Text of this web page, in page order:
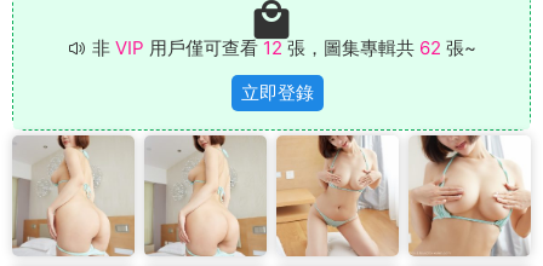
非 VIP 用戶僅可查看 12 張，圖集專輯共 62 張~
立即登錄